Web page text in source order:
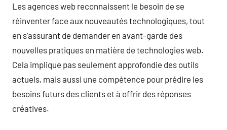
Les agences web reconnaissent le besoin de se
réinventer face aux nouveautés technologiques, tout
en s’assurant de demander en avant-garde des
nouvelles pratiques en matière de technologies web.
Cela implique pas seulement approfondie des outils
actuels, mais aussi une compétence pour prédire les
besoins futurs des clients et à offrir des réponses
créatives.